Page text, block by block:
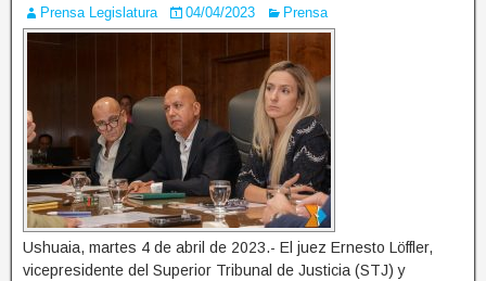
Prensa Legislatura 04/04/2023 Prensa
Ushuaia, martes 4 de abril de 2023.- El juez Ernesto Löffler,
vicepresidente del Superior Tribunal de Justicia (STJ) y